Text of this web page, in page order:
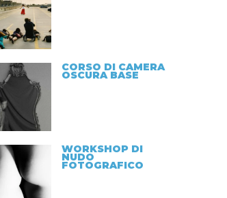
CORSO DI CAMERA
OSCURA BASE
WORKSHOP DI
NUDO
FOTOGRAFICO